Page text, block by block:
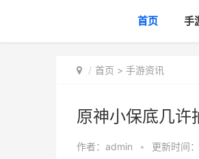
首页 手
首页 > 手游资讯
原神小保底几许
作者： admin • 更新时间